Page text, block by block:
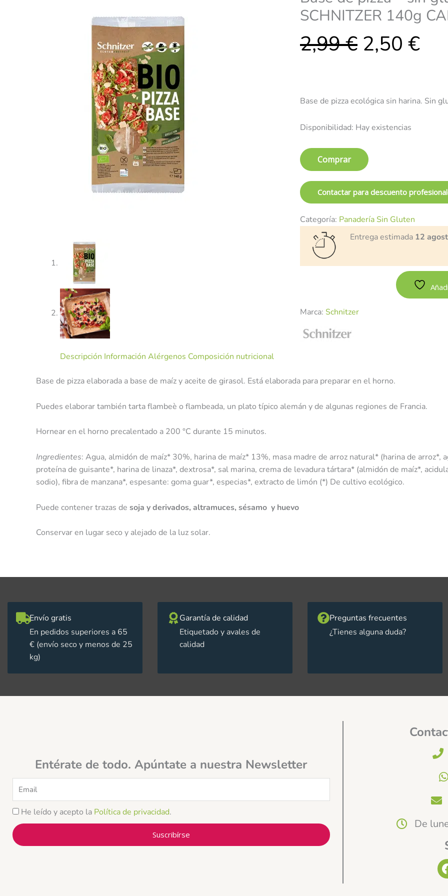
SCHNITZER 140g
2,99€
original
era:
2,50 €es:
Base de pizza ecológica sin harina. Sin
Disponibilidad: Hay existencias
ecológico
-
SCHNITZER
140g
2026
Comprar
Contactar para descuento
Categoría: Panadería Sin Gluten
Entrega estimada 12
Marca: Schnitzer
Descripción Información Alérgenos Composición nutricional
Base de pizza elaborada a base de maíz y aceite de girasol. Está elaborada para preparar en el horno.
Puedes elaborar también tarta flambeè o flambeada, un plato típico alemán y de algunas regiones de Francia.
Hornear en el horno precalentado a 200 °C durante 15 minutos.
Ingredientes: Agua, almidón de maíz* 30%, harina de maíz* 13%, masa madre de arroz natural* (harina de arroz*,
proteína de guisante*, harina de linaza*, dextrosa*, sal marina, crema de levadura tártara* (almidón de maíz*,
sodio), fibra de manzana*, espesante: goma guar*, especias*, extracto de limón (*) De cultivo ecológico.
Puede contener trazas de soja y derivados, altramuces, sésamo y huevo
Conservar en lugar seco y alejado de la luz solar.
Envío gratis
En pedidos superiores a 65
€ (envío seco y menos de 25
kg)
Garantía de calidad
Etiquetado y avales de
calidad
Preguntas frecuentes
¿Tienes alguna duda?
Entérate de todo. Apúntate a nuestra Newsletter
He leído y acepto la Política de privacidad.
Suscribírse
De